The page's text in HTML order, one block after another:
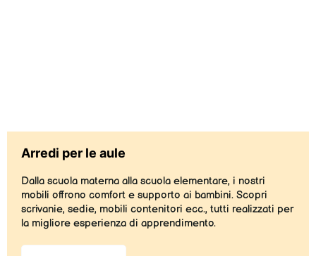
Arredi per le aule
Dalla scuola materna alla scuola elementare, i nostri
mobili offrono comfort e supporto ai bambini. Scopri
scrivanie, sedie, mobili contenitori ecc., tutti realizzati per
la migliore esperienza di apprendimento.